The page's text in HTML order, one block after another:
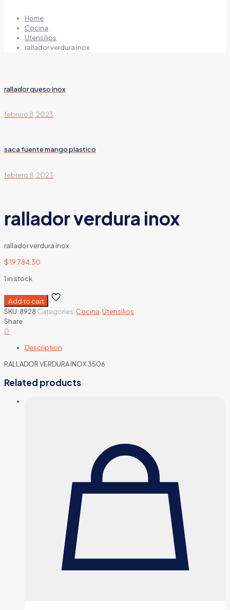
Home
Cocina
Utensilios
rallador verdura inox
rallador queso inox
febrero 8, 2023
saca fuente mango plastico
febrero 8, 2023
rallador verdura inox
rallador verdura inox
$19.784,30
1 in stock
Add to cart
SKU: 8928 Categories: Cocina Utensilios
Share
0
Description
RALLADOR VERDURA INOX 3506
Related products